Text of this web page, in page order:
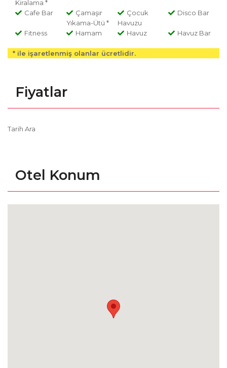
Kiralama *
Cafe Bar
Çamaşır
Yıkama-Ütü *
Çocuk
Havuzu
Disco Bar
Fitness Hamam Havuz Havuz Bar
* ile işaretlenmiş olanlar ücretlidir.
Fiyatlar
Tarih Ara
Otel Konum